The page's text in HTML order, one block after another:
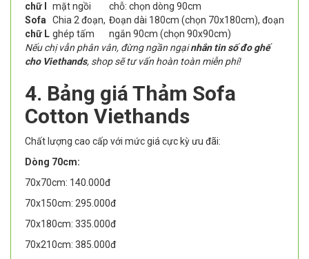
chữ I
mặt ngồi
chỗ: chọn dòng 90cm
Sofa
chữ L
Chia 2 đoạn,
ghép tấm
Đoạn dài 180cm (chọn 70x180cm), đoạn
ngắn 90cm (chọn 90x90cm)
Nếu chị vẫn phân vân, đừng ngần ngạinhắn tin số đo ghế
cho Viethands, shop sẽ tư vấn hoàn toàn miễn phí!
4. Bảng giá Thảm Sofa
Cotton Viethands
Chất lượng cao cấp với mức giá cực kỳ ưu đãi:
Dòng 70cm:
70x70cm: 140.000đ
70x150cm: 295.000đ
70x180cm: 335.000đ
70x210cm: 385.000đ